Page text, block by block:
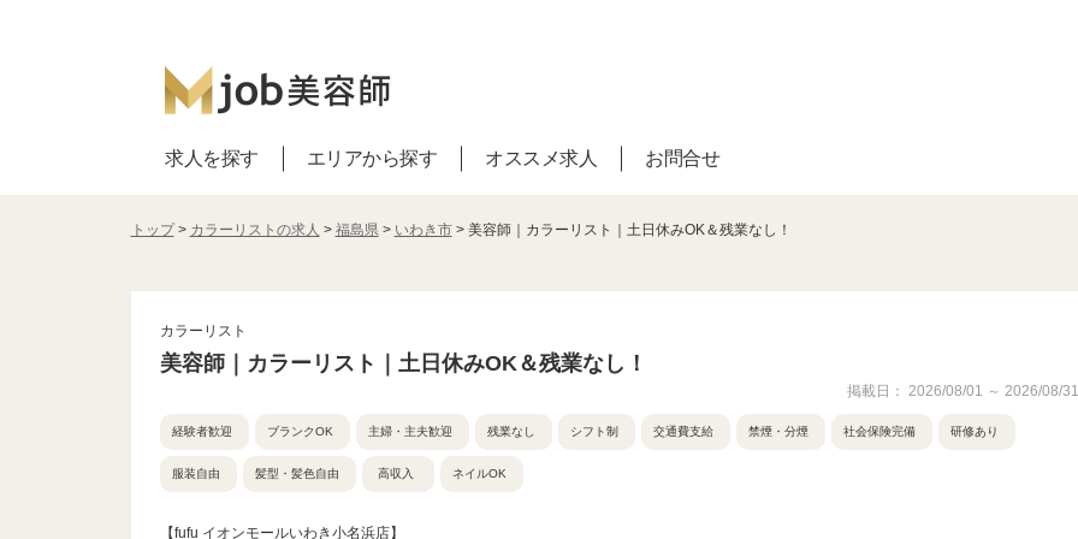
求人を探す エリアから探す オススメ求人 お問合せ
トップ> カラーリストの求人 > 福島県> いわき市> 美容師｜カラーリスト｜土日休みOK＆残業なし！
カラーリスト
美容師｜カラーリスト｜土日休みOK＆残業なし！
掲載日： 2026/08/01 ～ 2026/08/31
経験者歓迎 ブランクOK 主婦・主夫歓迎 残業なし シフト制 交通費支給 禁煙・分煙 社会保険完備 研修あり
服装自由 髪型・髪色自由 高収入 ネイルOK
【fufu イオンモールいわき小名浜店】